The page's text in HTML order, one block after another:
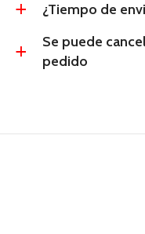
a ¿Tiempo de
a
Se puede
pedido